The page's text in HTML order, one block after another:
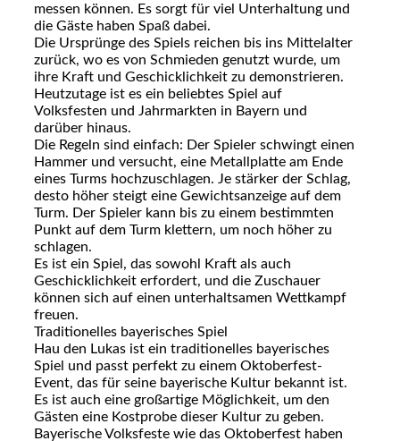
messen können. Es sorgt für viel Unterhaltung und
die Gäste haben Spaß dabei.
Die Ursprünge des Spiels reichen bis ins Mittelalter
zurück, wo es von Schmieden genutzt wurde, um
ihre Kraft und Geschicklichkeit zu demonstrieren.
Heutzutage ist es ein beliebtes Spiel auf
Volksfesten und Jahrmarkten in Bayern und
darüber hinaus.
Die Regeln sind einfach: Der Spieler schwingt einen
Hammer und versucht, eine Metallplatte am Ende
eines Turms hochzuschlagen. Je stärker der Schlag,
desto höher steigt eine Gewichtsanzeige auf dem
Turm. Der Spieler kann bis zu einem bestimmten
Punkt auf dem Turm klettern, um noch höher zu
schlagen.
Es ist ein Spiel, das sowohl Kraft als auch
Geschicklichkeit erfordert, und die Zuschauer
können sich auf einen unterhaltsamen Wettkampf
freuen.
Traditionelles bayerisches Spiel
Hau den Lukas ist ein traditionelles bayerisches
Spiel und passt perfekt zu einem Oktoberfest-
Event, das für seine bayerische Kultur bekannt ist.
Es ist auch eine großartige Möglichkeit, um den
Gästen eine Kostprobe dieser Kultur zu geben.
Bayerische Volksfeste wie das Oktoberfest haben